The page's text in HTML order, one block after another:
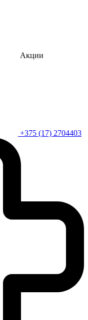
Акции
+375 (17) 2704403